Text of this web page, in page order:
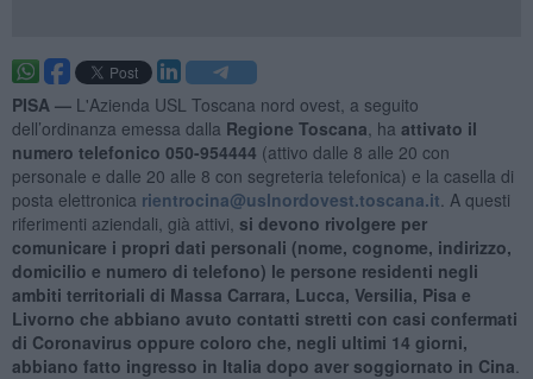
PISA — L'Azienda USL Toscana nord ovest, a seguito
dell’ordinanza emessa dalla Regione Toscana , ha attivato il
numero telefonico 050-954444 (attivo dalle 8 alle 20 con
personale e dalle 20 alle 8 con segreteria telefonica) e la casella di
posta elettronica rientrocina@uslnordovest.toscana.it . A questi
riferimenti aziendali, già attivi, si devono rivolgere per
comunicare i propri dati personali (nome, cognome, indirizzo,
domicilio e numero di telefono) le persone residenti negli
ambiti territoriali di Massa Carrara, Lucca, Versilia, Pisa e
Livorno che abbiano avuto contatti stretti con casi confermati
di Coronavirus oppure coloro che, negli ultimi 14 giorni,
abbiano fatto ingresso in Italia dopo aver soggiornato in Cina